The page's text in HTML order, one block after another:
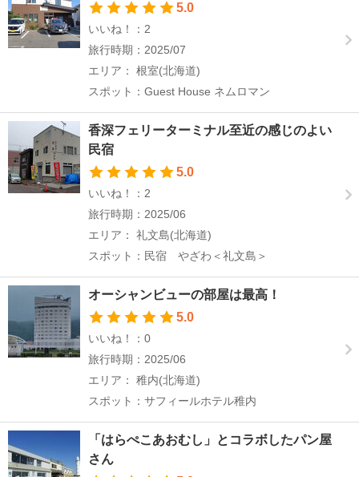
5.0
いいね！：2
旅行時期：2025/07
エリア： 根室(北海道)
スポット：Guest House ネムロマン
香深フェリーターミナル至近の感じのよい
民宿
5.0
いいね！：2
旅行時期：2025/06
エリア： 礼文島(北海道)
スポット：民宿 やざわ＜礼文島＞
オーシャンビューの部屋は最高！
5.0
いいね！：0
旅行時期：2025/06
エリア： 稚内(北海道)
スポット：サフィールホテル稚内
「はらぺこあおむし」とコラボしたパン屋
さん